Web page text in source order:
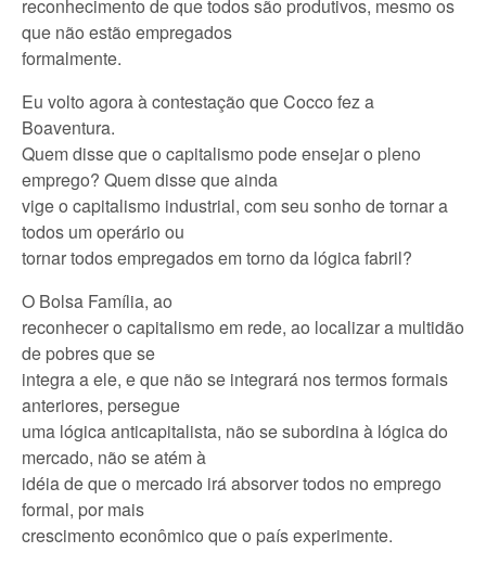
reconhecimento de que todos são produtivos, mesmo os
que não estão empregados
formalmente.
Eu volto agora à contestação que Cocco fez a
Boaventura.
Quem disse que o capitalismo pode ensejar o pleno
emprego? Quem disse que ainda
vige o capitalismo industrial, com seu sonho de tornar a
todos um operário ou
tornar todos empregados em torno da lógica fabril?
O Bolsa Família, ao
reconhecer o capitalismo em rede, ao localizar a multidão
de pobres que se
integra a ele, e que não se integrará nos termos formais
anteriores, persegue
uma lógica anticapitalista, não se subordina à lógica do
mercado, não se atém à
idéia de que o mercado irá absorver todos no emprego
formal, por mais
crescimento econômico que o país experimente.